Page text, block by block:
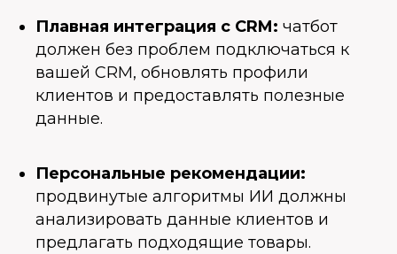
Плавная интеграция с CRM: чатбот
должен без проблем подключаться к
вашей CRM, обновлять профили
клиентов и предоставлять полезные
данные.
Персональные рекомендации:
продвинутые алгоритмы ИИ должны
анализировать данные клиентов и
предлагать подходящие товары.